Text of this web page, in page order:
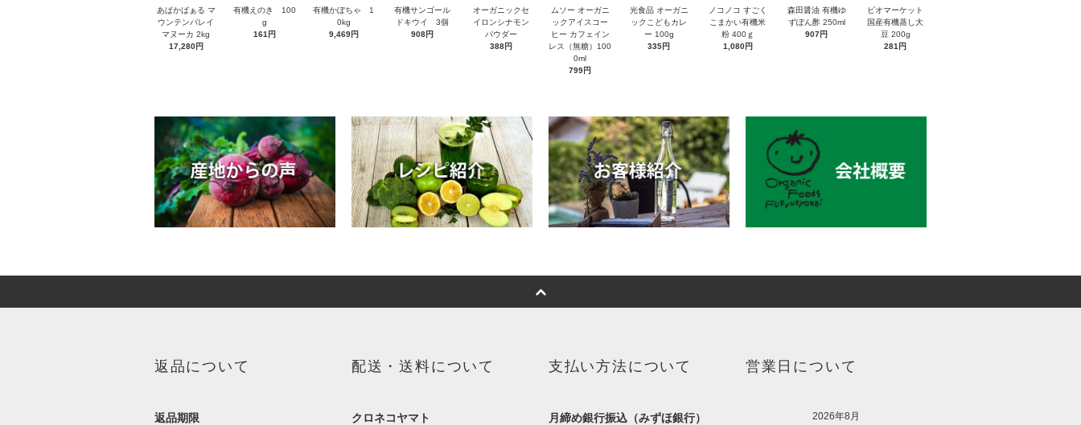
あぱかばぁる マ
ウンテンバレイ
マヌーカ 2kg
17,280円
有機えのき 100
g
161円
有機かぼちゃ 1
0kg
9,469円
有機サンゴール
ドキウイ 3個
908円
オーガニックセ
イロンシナモン
パウダー
388円
ムソー オーガニ
ックアイスコー
ヒー カフェイン
レス（無糖）100
0ml
799円
光食品 オーガニ
ックこどもカレ
ー 100g
335円
ノコノコ すごく
こまかい有機米
粉 400ｇ
1,080円
森田醤油 有機ゆ
ずぽん酢 250ml
907円
ビオマーケット
国産有機蒸し大
豆 200g
281円
返品について
返品期限
配送・送料について
クロネコヤマト
支払い方法について
月締め銀行振込（みずほ銀行）
営業日について
2026年8月